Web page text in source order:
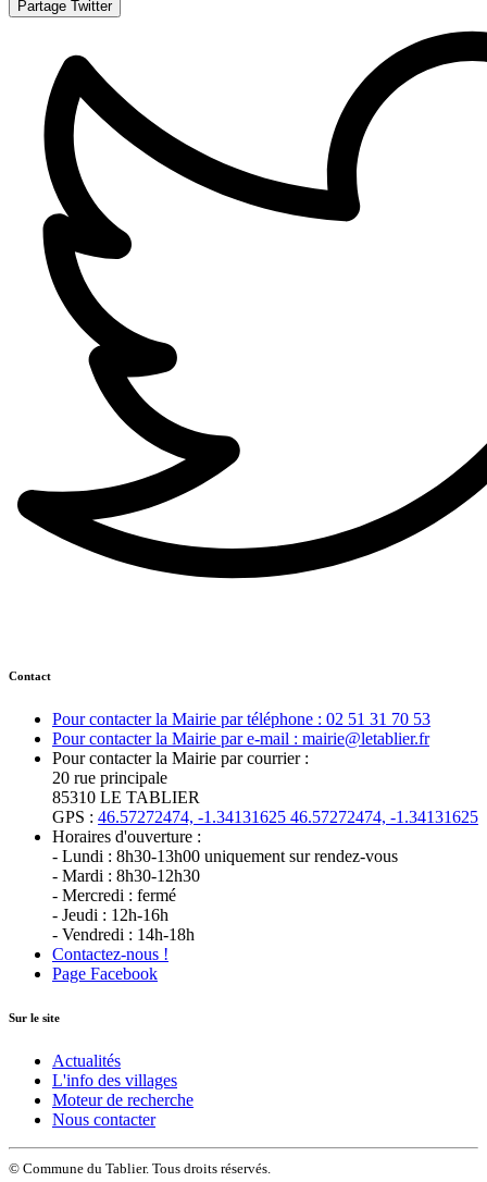
Partage Twitter
Contact
Pour contacter la Mairie par téléphone : 02 51 31 70 53
Pour contacter la Mairie par e-mail : mairie@letablier.fr
Pour contacter la Mairie par courrier :
20 rue principale
85310 LE TABLIER
GPS : 46.57272474, -1.34131625 46.57272474, -1.34131625
Horaires d'ouverture :
- Lundi : 8h30-13h00 uniquement sur rendez-vous
- Mardi : 8h30-12h30
- Mercredi : fermé
- Jeudi : 12h-16h
- Vendredi : 14h-18h
Contactez-nous !
Page Facebook
Sur le site
Actualités
L'info des villages
Moteur de recherche
Nous contacter
© Commune du Tablier. Tous droits réservés.